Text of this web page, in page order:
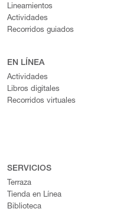
Lineamientos
Actividades
Recorridos guiados
EN LÍNEA
Actividades
Libros digitales
Recorridos virtuales
SERVICIOS
Terraza
Tienda en Línea
Biblioteca